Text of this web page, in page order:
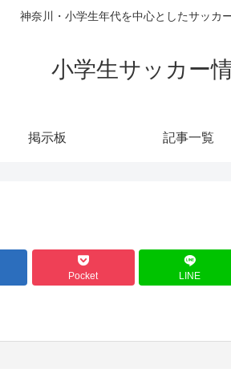
神奈川・小学生年代を中心としたサッカ
小学生サッカー
掲示板 記事一覧
Pocket LINE